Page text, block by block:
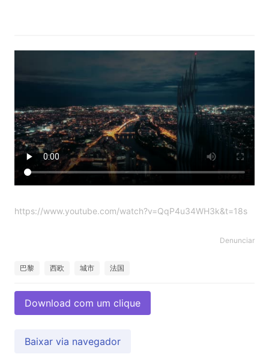
https://www.youtube.com/watch?v=QqP4u34WH3k&t=18s
Denunciar
巴黎 西欧 城市 法国
Download com um clique
Baixar via navegador